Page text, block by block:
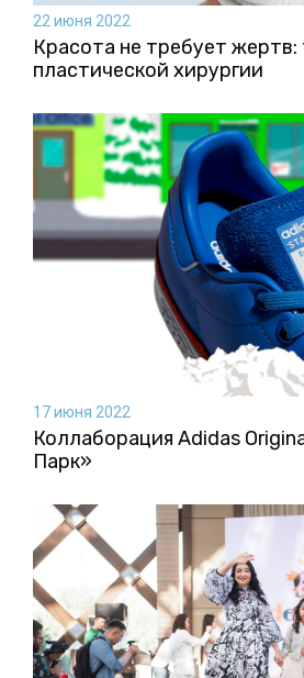
22 июня 2022
Красота не требует
пластической хирургии
17 июня 2022
Коллаборация Аdidas
Парк»